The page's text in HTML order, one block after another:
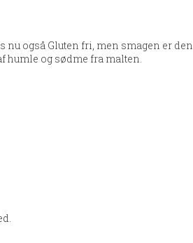
også Gluten fri, men smagen er den
humle og sødme fra malten.